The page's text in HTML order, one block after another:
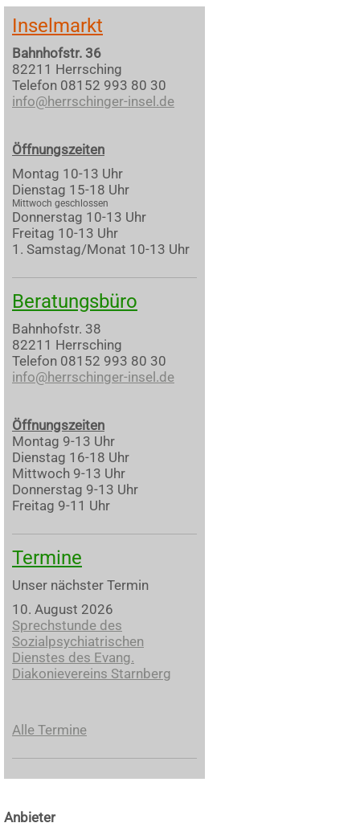
Inselmarkt
Bahnhofstr. 36
82211 Herrsching
Telefon 08152 993 80 30
info@herrschinger-insel.de
Öffnungszeiten
Montag 10-13 Uhr
Dienstag 15-18 Uhr
Mittwoch geschlossen
Donnerstag 10-13 Uhr
Freitag 10-13 Uhr
1. Samstag/Monat 10-13 Uhr
Beratungsbüro
Bahnhofstr. 38
82211 Herrsching
Telefon 08152 993 80 30
info@herrschinger-insel.de
Öffnungszeiten
Montag 9-13 Uhr
Dienstag 16-18 Uhr
Mittwoch 9-13 Uhr
Donnerstag 9-13 Uhr
Freitag 9-11 Uhr
Termine
Unser nächster Termin
10. August 2026
Sprechstunde des
Sozialpsychiatrischen
Dienstes des Evang.
Diakonievereins Starnberg
Alle Termine
Anbieter